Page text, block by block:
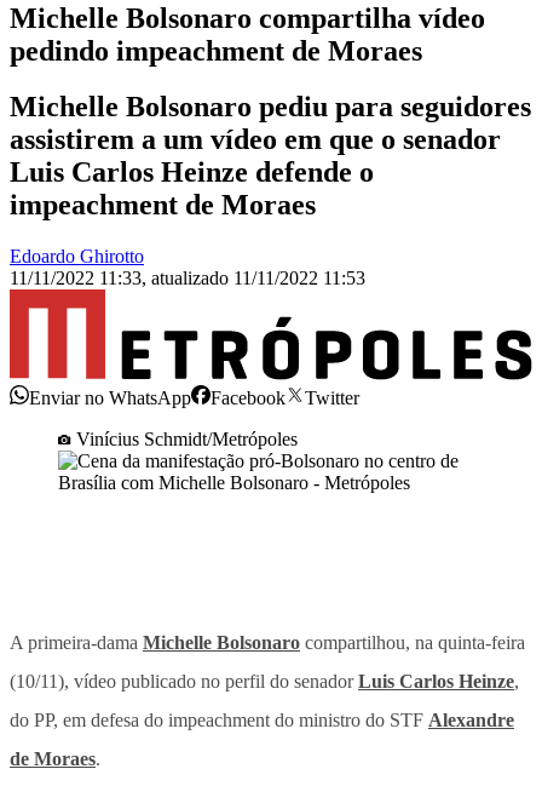
Michelle Bolsonaro compartilha vídeo
pedindo impeachment de Moraes
Michelle Bolsonaro pediu para seguidores
assistirem a um vídeo em que o senador
Luis Carlos Heinze defende o
impeachment de Moraes
Edoardo Ghirotto
11/11/2022 11:33, atualizado 11/11/2022 11:53
Enviar no WhatsApp Facebook
Twitter
Vinícius Schmidt/Metrópoles
A primeira-dama Michelle Bolsonaro compartilhou, na quinta-feira
(10/11), vídeo publicado no perfil do senadorLuis Carlos Heinze,
do PP, em defesa do impeachment do ministro do STF Alexandre
de Moraes.